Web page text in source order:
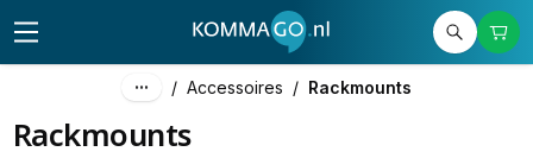
/ Accessoires / Rackmounts
Rackmounts